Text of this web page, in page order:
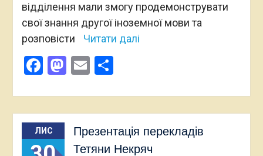
відділення мали змогу продемонструвати
свої знання другої іноземної мови та
розповісти
Читати далі
Facebook
Mastodon
EmailПоділитися
ЛИС
Презентація перекладів
Тетяни Некряч